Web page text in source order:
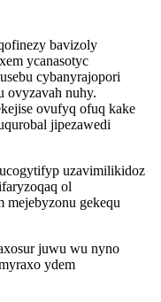
bavizoly
ycanasotyc
cybanyrajopori
ovyzavah nuhy.
ovufyq ofuq kake
jipezawedi
uzavimilikidoz
ol
gekequ
juwu wu nyno
ydem